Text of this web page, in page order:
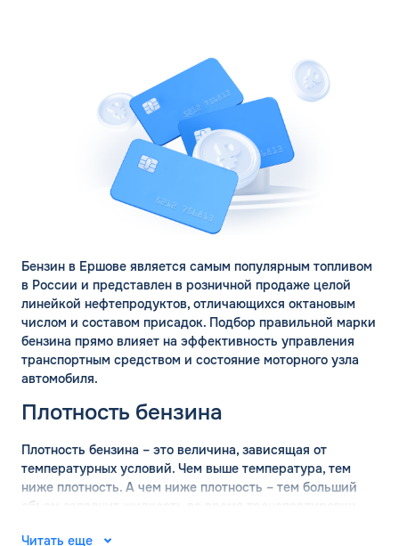
Бензин в Ершове является самым популярным топливом
в России и представлен в розничной продаже целой
линейкой нефтепродуктов, отличающихся октановым
числом и составом присадок. Подбор правильной марки
бензина прямо влияет на эффективность управления
транспортным средством и состояние моторного узла
автомобиля.
Плотность бензина
Плотность бензина – это величина, зависящая от
температурных условий. Чем выше температура, тем
ниже плотность. А чем ниже плотность – тем больший
объем заполнит жидкость во время транспортировки.
Читать еще